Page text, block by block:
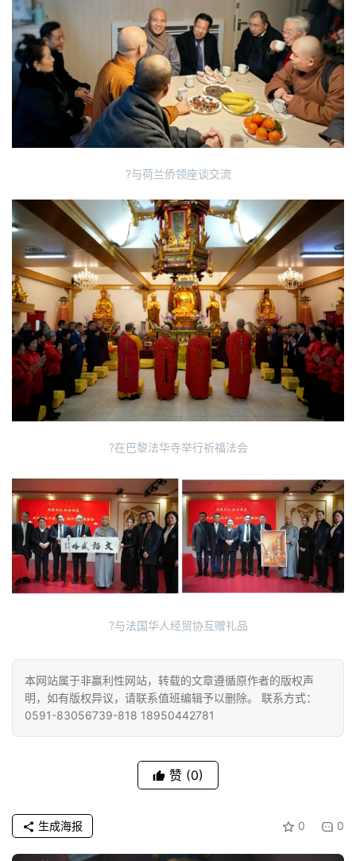
专
题
公
益
慈
人
物
寺
院
巡
礼
视
频
佛
教
艺
术
规
免
责
声
登录 注册
?与荷兰侨领座谈交流
?在巴黎法华寺举行祈福法会
?与法国华人经贸协互赠礼品
本网站属于非赢利性网站，转载的文章遵循原作者的版权声
明，如有版权异议，请联系值班编辑予以删除。 联系方式：
0591-83056739-818 18950442781
赞 (0)
0 0
生成海报